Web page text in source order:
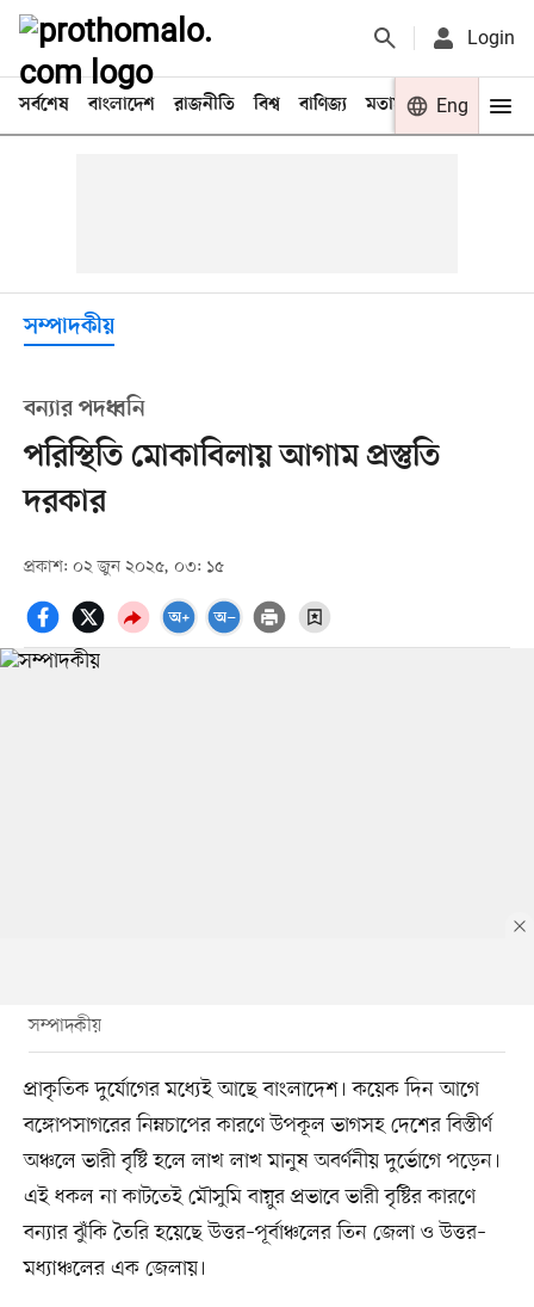
Login
সর্বশেষ বাংলাদেশ রাজনীতি বিশ্ব বাণিজ্য মতামত খেলা
Eng
সম্পাদকীয়
বন্যার পদধ্বনি
পরিস্থিতি মোকাবিলায় আগাম প্রস্তুতি
দরকার
প্রকাশ: ০২ জুন ২০২৫, ০৩: ১৫
সম্পাদকীয়
প্রাকৃতিক দুর্যোগের মধ্যেই আছে বাংলাদেশ। কয়েক দিন আগে
বঙ্গোপসাগরের নিম্নচাপের কারণে উপকূল ভাগসহ দেশের বিস্তীর্ণ
অঞ্চলে ভারী বৃষ্টি হলে লাখ লাখ মানুষ অবর্ণনীয় দুর্ভোগে পড়েন।
এই ধকল না কাটতেই মৌসুমি বায়ুর প্রভাবে ভারী বৃষ্টির কারণে
বন্যার ঝুঁকি তৈরি হয়েছে উত্তর–পূর্বাঞ্চলের তিন জেলা ও উত্তর–
মধ্যাঞ্চলের এক জেলায়।